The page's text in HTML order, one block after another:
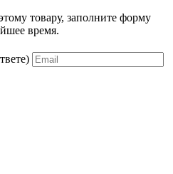
товару, заполните форму
время.